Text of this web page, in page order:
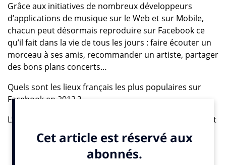
Grâce aux initiatives de nombreux développeurs
d’applications de musique sur le Web et sur Mobile,
chacun peut désormais reproduire sur Facebook ce
qu’il fait dans la vie de tous les jours : faire écouter un
morceau à ses amis, recommander un artiste, partager
des bons plans concerts…
Quels sont les lieux français les plus populaires sur
Facebook en 2012 ?
L’usage de Facebook devient de plus en plus important
sur mobile (avec 604 millions d’utilisateurs actifs par
mois sur mobile dans le monde, dont 14 millions en
France), les utilisateurs ont de plus en plus recours aux